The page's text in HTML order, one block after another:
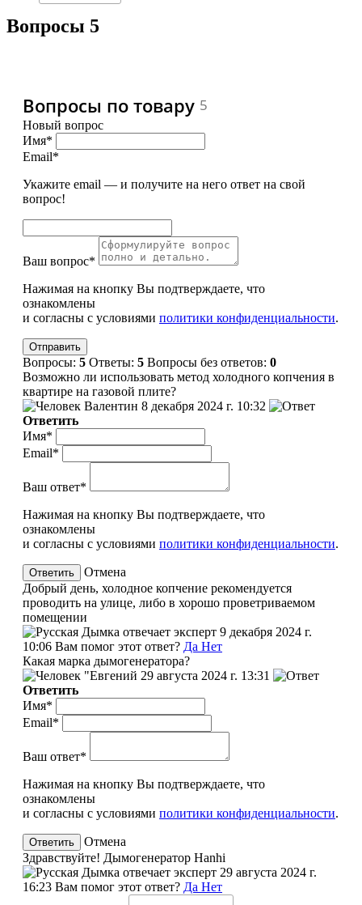
Вопросы 5
Вопросы по товару 5
Новый вопрос
Имя*
Email*
Укажите email — и получите на него ответ на свой
вопрос!
Ваш вопрос*
Нажимая на кнопку Вы подтверждаете, что
ознакомлены
и согласны с условиями политики конфиденциальности.
Вопросы: 5 Ответы: 5 Вопросы без ответов: 0
Возможно ли использовать метод холодного копчения в
квартире на газовой плите?
Валентин 8 декабря 2024 г. 10:32
Ответить
Имя*
Email*
Ваш ответ*
Нажимая на кнопку Вы подтверждаете, что
ознакомлены
и согласны с условиями политики конфиденциальности.
Отмена
Добрый день, холодное копчение рекомендуется
проводить на улице, либо в хорошо проветриваемом
помещении
эксперт 9 декабря 2024 г.
10:06 Вам помог этот ответ? Да Нет
Какая марка дымогенератора?
"Евгений 29 августа 2024 г. 13:31
Ответить
Имя*
Email*
Ваш ответ*
Нажимая на кнопку Вы подтверждаете, что
ознакомлены
и согласны с условиями политики конфиденциальности.
Отмена
Здравствуйте! Дымогенератор Hanhi
эксперт 29 августа 2024 г.
16:23 Вам помог этот ответ? Да Нет